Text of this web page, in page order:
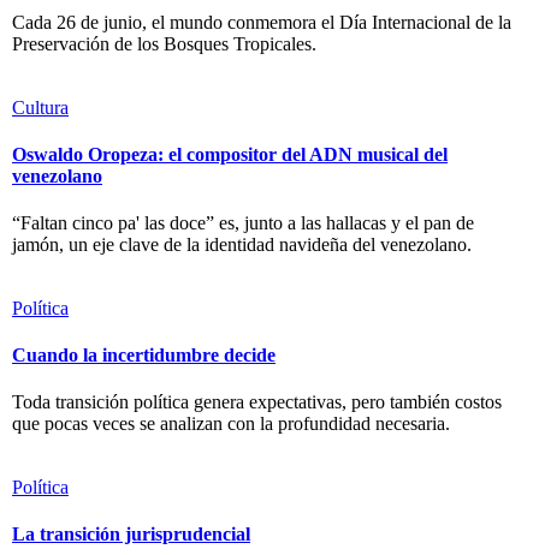
Cada 26 de junio, el mundo conmemora el Día Internacional de la
Preservación de los Bosques Tropicales.
Cultura
Oswaldo Oropeza: el compositor del ADN musical del
venezolano
“Faltan cinco pa' las doce” es, junto a las hallacas y el pan de
jamón, un eje clave de la identidad navideña del venezolano.
Política
Cuando la incertidumbre decide
Toda transición política genera expectativas, pero también costos
que pocas veces se analizan con la profundidad necesaria.
Política
La transición jurisprudencial